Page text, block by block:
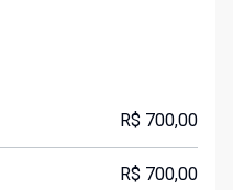
R$ 700,00
R$ 700,00